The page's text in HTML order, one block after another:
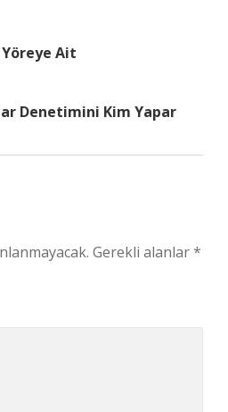
Ait
Denetimini Kim Yapar
Gerekli alanlar*